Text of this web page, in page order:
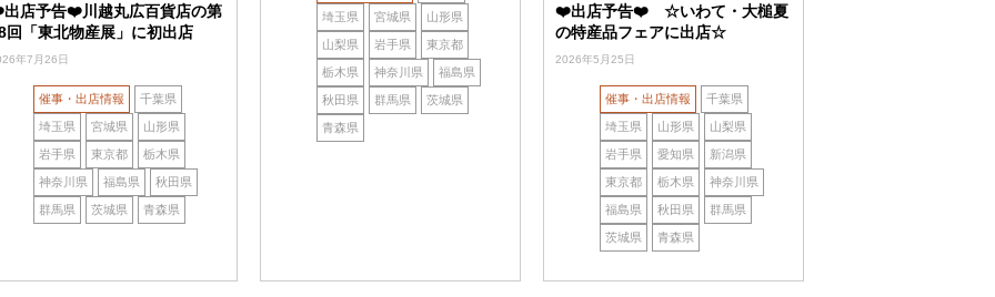
店予告❤️川越丸広百貨店の第
回「東北物産展」に初出店
年7月26日
催事・出店情報 千葉県
埼玉県 宮城県 山形県
岩手県 東京都 栃木県
神奈川県 福島県 秋田県
群馬県 茨城県 青森県
埼玉県 宮城県 山形県
山梨県 岩手県 東京都
栃木県 神奈川県 福島県
秋田県 群馬県 茨城県
青森県
❤️出店予告❤️ ☆いわて・大槌夏
の特産品フェアに出店☆
2026年5月25日
催事・出店情報 千葉県
埼玉県 山形県 山梨県
岩手県 愛知県 新潟県
東京都 栃木県 神奈川県
福島県 秋田県 群馬県
茨城県 青森県